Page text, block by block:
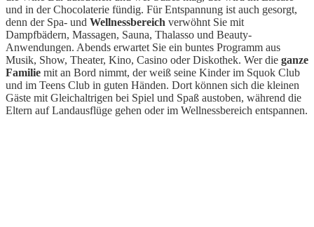
und in der Chocolaterie fündig. Für Entspannung ist auch gesorgt,
denn der Spa- und Wellnessbereich verwöhnt Sie mit
Dampfbädern, Massagen, Sauna, Thalasso und Beauty-
Anwendungen. Abends erwartet Sie ein buntes Programm aus
Musik, Show, Theater, Kino, Casino oder Diskothek. Wer die ganze
Familie mit an Bord nimmt, der weiß seine Kinder im Squok Club
und im Teens Club in guten Händen. Dort können sich die kleinen
Gäste mit Gleichaltrigen bei Spiel und Spaß austoben, während die
Eltern auf Landausflüge gehen oder im Wellnessbereich entspannen.